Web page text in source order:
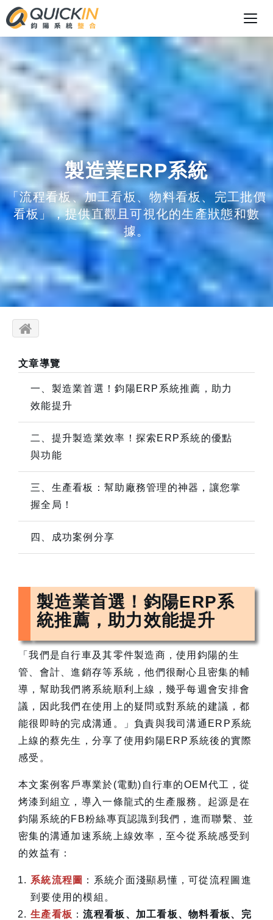
製造業ERP系統
「流程看板、加工看板、物料看板、完工批價
看板」，提供直觀且可視化的生產狀態和數
據。
文章導覽
一、製造業首選！鈞陽ERP系統推薦，助力
效能提升
二、提升製造業效率！探索ERP系統的優點
與功能
三、生產看板：幫助廠務管理的神器，讓您掌
握全局！
四、成功案例分享
製造業首選！鈞陽ERP系
統推薦，助力效能提升
「我們是自行車及其零件製造商，使用鈞陽的生
管、會計、進銷存等系統，他們很耐心且密集的輔
導，幫助我們將系統順利上線，幾乎每週會安排會
議，因此我們在使用上的疑問或對系統的建議，都
能很即時的完成溝通。」負責與我司溝通ERP系統
上線的蔡先生，分享了使用鈞陽ERP系統後的實際
感受。
本文案例客戶專業於(電動)自行車的OEM代工，從
烤漆到組立，導入一條龍式的生產服務。起源是在
鈞陽系統的FB粉絲專頁認識到我們，進而聯繫、並
密集的溝通加速系統上線效率，至今從系統感受到
的效益有：
系統流程圖 ：系統介面淺顯易懂，可從流程圖進
到要使用的模組。
生產看板 ：流程看板、加工看板、物料看板、完